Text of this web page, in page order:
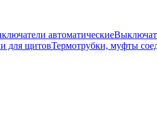
автоматические
для щитовТермотрубки, муфты